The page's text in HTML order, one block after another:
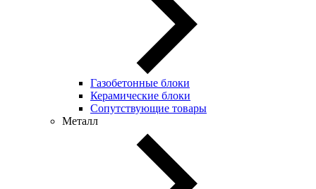
Газобетонные блоки
Керамические блоки
Сопутствующие товары
Металл